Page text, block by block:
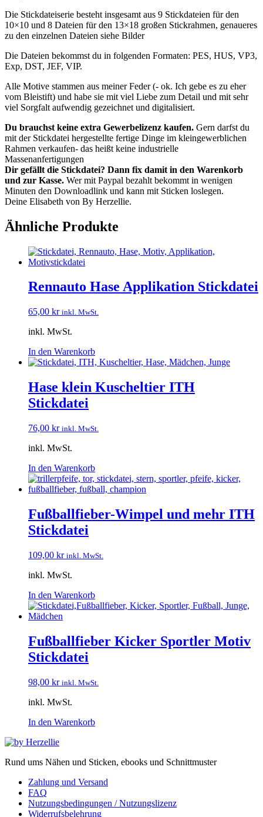
Die Stickdateiserie besteht insgesamt aus 9 Stickdateien für den
10×10 und 8 Dateien für den 13×18 großen Stickrahmen, genaueres
zu den einzelnen Dateien siehe Bilder
Die Dateien bekommst du in folgenden Formaten: PES, HUS, VP3,
Exp, DST, JEF, VIP.
Alle Motive stammen aus meiner Feder (- ok. Ich gebe es zu eher
vom Bleistift) und habe sie mit viel Liebe zum Detail und mit sehr
viel Sorgfalt aufwendig gezeichnet und digitalisiert.
Du brauchst keine extra Gewerbelizenz kaufen. Gern darfst du
mit der Stickdatei hergestellte fertige Dinge im kleingewerblichen
Rahmen verkaufen- das heißt keine industrielle
Massenanfertigungen
Dir gefällt die Stickdatei? Dann fix damit in den Warenkorb
und zur Kasse. Wer mit Paypal bezahlt bekommt in wenigen
Minuten den Downloadlink und kann mit Sticken loslegen.
Deine Elisabeth von By Herzellie.
Ähnliche Produkte
Rennauto Hase Applikation Stickdatei
65,00 kr inkl. MwSt.
inkl. MwSt.
In den Warenkorb
Hase klein Kuscheltier ITH
Stickdatei
76,00 kr inkl. MwSt.
inkl. MwSt.
In den Warenkorb
Fußballfieber-Wimpel und mehr ITH
Stickdatei
109,00 kr inkl. MwSt.
inkl. MwSt.
In den Warenkorb
Fußballfieber Kicker Sportler Motiv
Stickdatei
98,00 kr inkl. MwSt.
inkl. MwSt.
In den Warenkorb
Rund ums Nähen und Sticken, ebooks und Schnittmuster
Zahlung und Versand
FAQ
Nutzungsbedingungen / Nutzungslizenz
Widerrufsbelehrung